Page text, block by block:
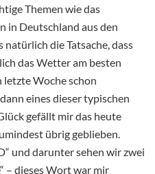
Themen wie das
in Deutschland aus den
natürlich die Tatsache, dass
das Wetter am besten
Woche schon
eines dieser typischen
gefällt mir das heute
übrig geblieben.
und darunter sehen wir zwei
– dieses Wort war mir